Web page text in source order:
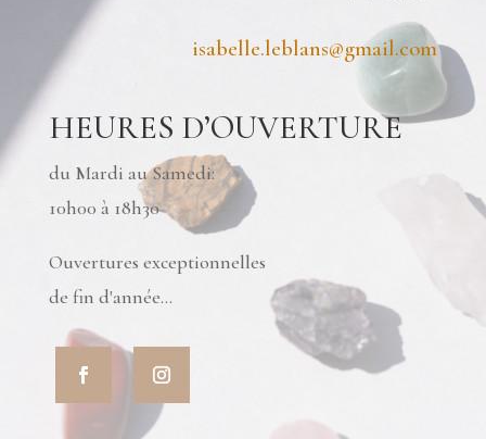
isabelle.leblans@gmail.com
HEURES D’OUVERTURE
du Mardi au Samedi:
10h00 à 18h30
Ouvertures exceptionnelles
de fin d'année...